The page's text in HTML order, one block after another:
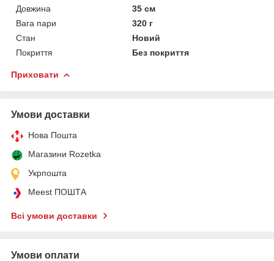
Довжина
35 см
Вага пари
320 г
Стан
Новий
Покриття
Без покриття
Приховати
Умови доставки
Нова Пошта
Магазини Rozetka
Укрпошта
Meest ПОШТА
Всі умови доставки
Умови оплати